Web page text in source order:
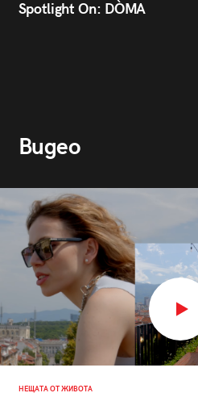
Spotlight On: DÒMA
Видео
НЕЩАТА ОТ ЖИВОТА